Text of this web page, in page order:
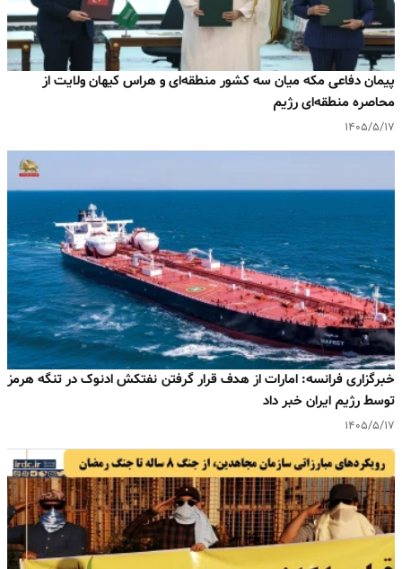
پیمان دفاعی مکه میان سه کشور منطقه‌ای و هراس کیهان ولایت از
محاصره منطقه‌ای رژیم
۱۴۰۵/۵/۱۷
خبرگزاری فرانسه: امارات از هدف قرار گرفتن نفتکش ادنوک در تنگه هرمز
توسط رژیم ایران خبر داد
۱۴۰۵/۵/۱۷